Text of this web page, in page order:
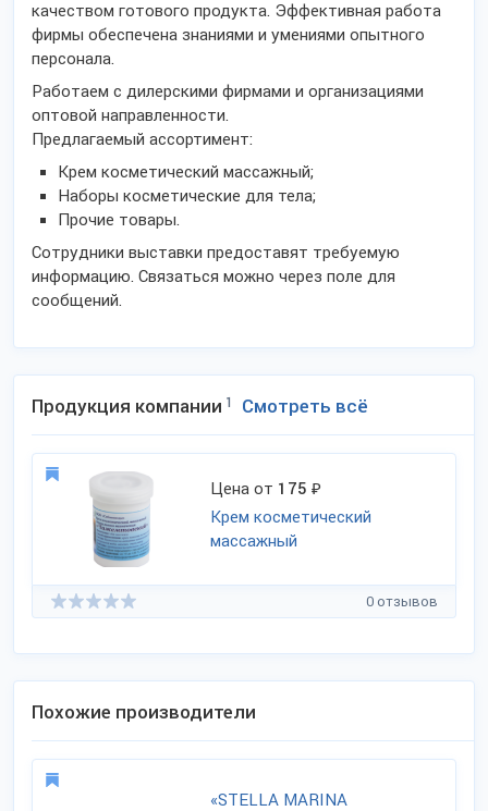
качеством готового продукта. Эффективная работа
фирмы обеспечена знаниями и умениями опытного
персонала.
Работаем с дилерскими фирмами и организациями
оптовой направленности.
Предлагаемый ассортимент:
Крем косметический массажный;
Наборы косметические для тела;
Прочие товары.
Сотрудники выставки предоставят требуемую
информацию. Связаться можно через поле для
сообщений.
Продукция компании 1 Смотреть всё
Цена от 175 ₽
Крем косметический
массажный
0 отзывов
Похожие производители
«STELLA MARINA